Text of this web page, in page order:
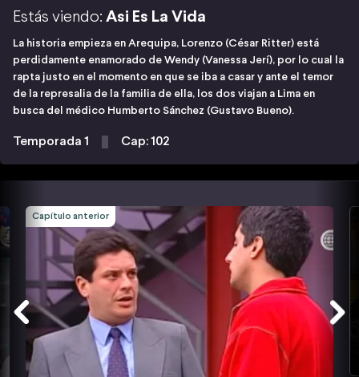
Estás viendo: Asi Es La Vida
La historia empieza en Arequipa, Lorenzo (César Ritter) está
perdidamente enamorado de Wendy (Vanessa Jerí), por lo cual la
rapta justo en el momento en que se iba a casar y ante el temor
de la represalia de la familia de ella, los dos viajan a Lima en
busca del médico Humberto Sánchez (Gustavo Bueno).
Temporada 1 Cap: 102
Capítulo anterior